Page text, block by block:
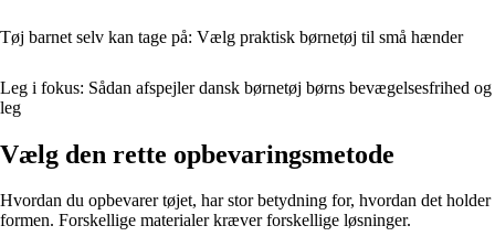
Tøj barnet selv kan tage på: Vælg praktisk børnetøj til små hænder
Leg i fokus: Sådan afspejler dansk børnetøj børns bevægelsesfrihed og
leg
Vælg den rette opbevaringsmetode
Hvordan du opbevarer tøjet, har stor betydning for, hvordan det holder
formen. Forskellige materialer kræver forskellige løsninger.